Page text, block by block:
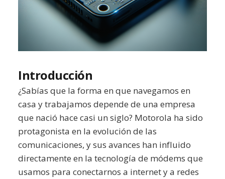
Introducción
¿Sabías que la forma en que navegamos en
casa y trabajamos depende de una empresa
que nació hace casi un siglo? Motorola ha sido
protagonista en la evolución de las
comunicaciones, y sus avances han influido
directamente en la tecnología de módems que
usamos para conectarnos a internet y a redes